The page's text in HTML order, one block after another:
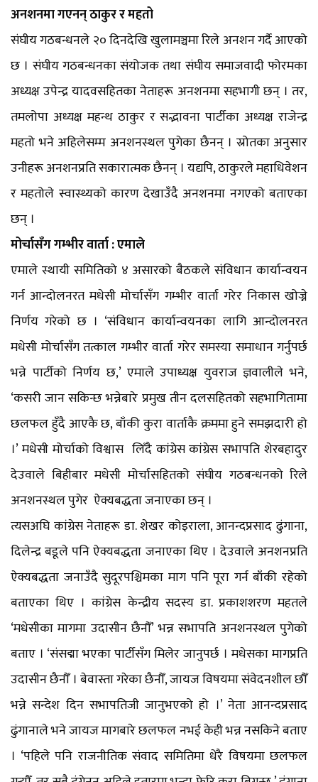
अनशनमा गएनन् ठाकुर र महतो
संघीय गठबन्धनले २० दिनदेखि खुलामञ्चमा रिले अनशन गर्दै आएको
छ । संघीय गठबन्धनका संयोजक तथा संघीय समाजवादी फोरमका
अध्यक्ष उपेन्द्र यादवसहितका नेताहरू अनशनमा सहभागी छन् । तर,
तमलोपा अध्यक्ष महन्थ ठाकुर र सद्भावना पार्टीका अध्यक्ष राजेन्द्र
महतो भने अहिलेसम्म अनशनस्थल पुगेका छैनन् । स्रोतका अनुसार
उनीहरू अनशनप्रति सकारात्मक छैनन् । यद्यपि, ठाकुरले महाधिवेशन
र महतोले स्वास्थ्यको कारण देखाउँदै अनशनमा नगएको बताएका
छन् ।
मोर्चासँग गम्भीर वार्ता : एमाले
एमाले स्थायी समितिको ४ असारको बैठकले संविधान कार्यान्वयन
गर्न आन्दोलनरत मधेसी मोर्चासँग गम्भीर वार्ता गरेर निकास खोज्ने
निर्णय गरेको छ । ‘संविधान कार्यान्वयनका लागि आन्दोलनरत
मधेसी मोर्चासँग तत्काल गम्भीर वार्ता गरेर समस्या समाधान गर्नुपर्छ
भन्ने पार्टीको निर्णय छ,’ एमाले उपाध्यक्ष युवराज ज्ञवालीले भने,
‘कसरी जान सकिन्छ भन्नेबारे प्रमुख तीन दलसहितको सहभागितामा
छलफल हुँदै आएकै छ, बाँकी कुरा वार्ताकै क्रममा हुने समझदारी हो
।’ मधेसी मोर्चाको विश्वास लिँदै कांग्रेस कांग्रेस सभापति शेरबहादुर
देउवाले बिहीबार मधेसी मोर्चासहितको संघीय गठबन्धनको रिले
अनशनस्थल पुगेर ऐक्यबद्धता जनाएका छन् ।
त्यसअघि कांग्रेस नेताहरू डा. शेखर कोइराला, आनन्दप्रसाद ढुंगाना,
दिलेन्द्र बडूले पनि ऐक्यबद्धता जनाएका थिए । देउवाले अनशनप्रति
ऐक्यबद्धता जनाउँदै सुदूरपश्चिमका माग पनि पूरा गर्न बाँकी रहेको
बताएका थिए । कांग्रेस केन्द्रीय सदस्य डा. प्रकाशशरण महतले
‘मधेसीका मागमा उदासीन छैनौँ’ भन्न सभापति अनशनस्थल पुगेको
बताए । ‘संसद्मा भएका पार्टीसँग मिलेर जानुपर्छ । मधेसका मागप्रति
उदासीन छैनौँ । बेवास्ता गरेका छैनौँ, जायज विषयमा संवेदनशील छौँ
भन्ने सन्देश दिन सभापतिजी जानुभएको हो ।’ नेता आनन्दप्रसाद
ढुंगानाले भने जायज मागबारे छलफल नभई केही भन्न नसकिने बताए
। ‘पहिले पनि राजनीतिक संवाद समितिमा धेरै विषयमा छलफल